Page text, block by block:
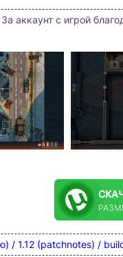
За аккаунт с игрой
/ 1.12 (patchnotes) /